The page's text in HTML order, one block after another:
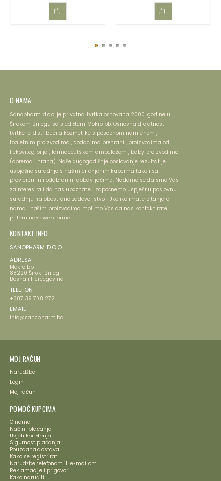
O NAMA
Sanopharm d.o.o. je privatna tvrtka osnovana 2000. godine u
Širokom Brijegu sa sjedištem Mokro bb. Osnovna djelatnost
tvrtke je distribucija kozmetike s posebnom namjenom ,
toaletnim proizvodima , dodacima prehrani , proizvodima od
ljekovitog bilja , farmaceutskom ambalažom , baby proizvodima
(oprema i hrana). Naše dugogodišnje poslovanje rezultat je
uspješne suradnje s našim cijenjenim kupcima tako i sa
provjerenim i odabranim dobavljačima. Nadamo se da smo Vas
zainteresirali da nas upoznate i započnemo uspješnu poslovnu
suradnju na obostrano zadovoljstvo ! Ukoliko imate pitanja o
nama i našim proizvodima molimo Vas da nas kontaktirate
putem naše web forme.
KONTAKT INFO
SANOPHARM D.O.O.
ADRESA
Mokro bb
88220 Široki Brijeg
Bosna i Hercegovina
TELEFON
+387 39 708 272
EMAIL
info@sanopharm.ba
MOJ RAČUN
Narudžbe
Login
Moj račun
POMOĆ KUPCIMA
O nama
Načini plaćanja
Uvjeti korištenja
Sigurnost plaćanja
Pouzdana dostava
Kako se registrirati
Narudžbe telefonom ili e-mailom
Reklamacije i prigovori
Kako naručiti